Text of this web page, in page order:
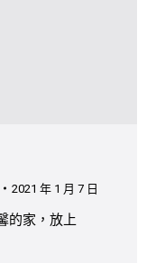
2021 年 1 月 7 日
的家，放上